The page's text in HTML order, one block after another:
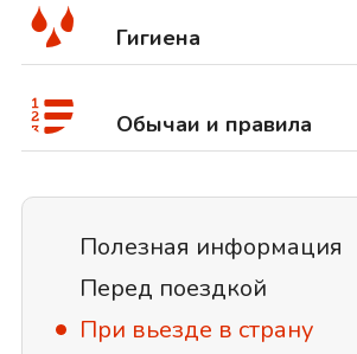
Гигиена
Обычаи и правила
Полезная информация
Перед поездкой
При вьезде в страну